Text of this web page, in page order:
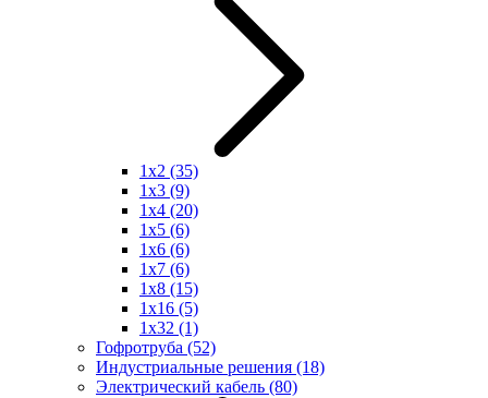
1x2 (35)
1x3 (9)
1x4 (20)
1x5 (6)
1x6 (6)
1x7 (6)
1x8 (15)
1x16 (5)
1x32 (1)
Гофротруба (52)
Индустриальные решения (18)
Электрический кабель (80)